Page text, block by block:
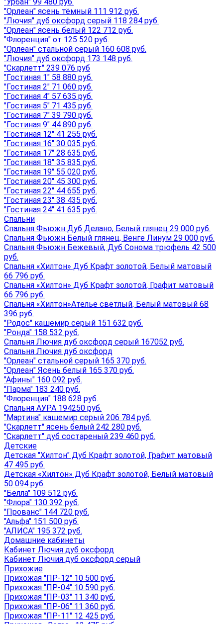
"Орлеан" ясень тёмный 111 912 руб.
"Лючия" дуб оксфорд серый 118 284 руб.
"Орлеан" ясень белый 122 712 руб.
"Флоренция" от 125 520 руб.
"Орлеан" стальной серый 160 608 руб.
"Лючия" дуб оксфорд 173 148 руб.
"Скарлетт" 239 076 руб
"Гостиная 1" 58 880 руб.
"Гостиная 2" 71 060 руб.
"Гостиная 4" 57 635 руб.
"Гостиная 5" 71 435 руб.
"Гостиная 7" 39 790 руб.
"Гостиная 9" 44 890 руб.
"Гостиная 12" 41 255 руб.
"Гостиная 16" 30 035 руб.
"Гостиная 17" 28 635 руб.
"Гостиная 18" 35 835 руб.
"Гостиная 19" 55 020 руб.
"Гостиная 20" 45 300 руб.
"Гостиная 22" 44 655 руб.
"Гостиная 23" 38 435 руб.
"Гостиная 24" 41 635 руб.
Спальни
Спальня Фьюжн Дуб Делано, Белый глянец 29 000 руб.
Спальня Фьюжн Белый глянец, Венге Линум 29 000 руб.
Спальня Фьюжн Бежевый, Дуб Сонома трюфель 42 500
руб.
Спальня «Хилтон» Дуб Крафт золотой, Белый матовый
66 796 руб.
Спальня «Хилтон» Дуб Крафт золотой, Графит матовый
66 796 руб.
Спальня «Хилтон»Ателье светлый, Белый матовый 68
396 руб.
"Родос" кашемир серый 151 632 руб.
"Ронда" 158 532 руб.
Спальня Лючия дуб оксфорд серый 167052 руб.
Спальня Лючия дуб оксфорд
"Орлеан" стальной серый 165 370 руб.
"Орлеан" Ясень белый 165 370 руб.
"Афины" 160 092 руб.
"Парма" 183 240 руб.
"Флоренция" 188 628 руб.
Спальня АУРА 194250 руб.
"Мартина" кашемир серый 206 784 руб.
"Скарлетт" ясень белый 242 280 руб.
"Скарлетт" дуб состареный 239 460 руб.
Детские
Детская "Хилтон" Дуб Крафт золотой, Графит матовый
47 495 руб.
Детская «Хилтон» Дуб Крафт золотой, Белый матовый
50 094 руб.
"Белла" 109 512 руб.
"Флора" 130 392 руб.
"Прованс" 144 720 руб.
"Альфа" 151 500 руб.
"АЛИСА" 195 372 руб.
Домашние кабинеты
Кабинет Лючия дуб оксфорд
Кабинет Лючия дуб оксфорд серый
Прихожие
Прихожая "ПР-12" 10 500 руб.
Прихожая "ПР-04" 10 590 руб.
Прихожая "ПР-03" 11 340 руб.
Прихожая "ПР-06" 11 360 руб.
Прихожая "ПР-11" 12 425 руб.